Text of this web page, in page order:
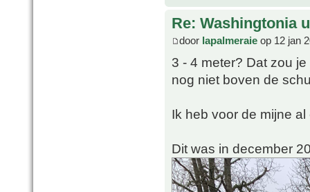
Re: Washingtonia
door lapalmeraie op 12 jan
3 - 4 meter? Dat zou
nog niet boven de
Ik heb voor de mijne
Dit was in december